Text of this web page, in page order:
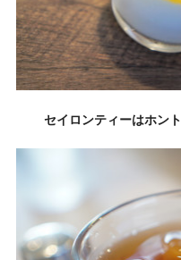
セイロンティーはホン